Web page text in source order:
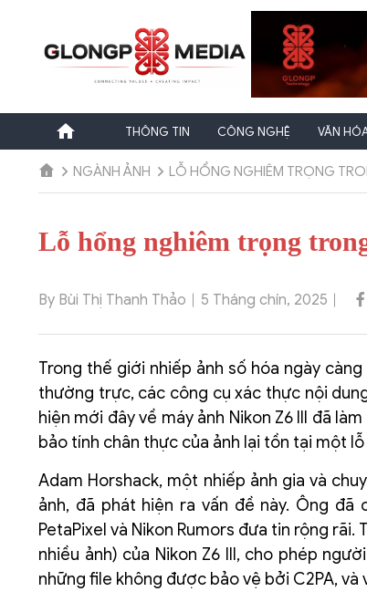
THÔNG TIN CÔNG NGHỆ VĂN
NGÀNH ẢNH LỖ HỔNG NGHIÊM TRỌNG
Lỗ hổng nghiêm trọng
By Bùi Thị Thanh Thảo 5 Tháng chín, 2025
Trong thế giới nhiếp ảnh số hóa ngày
thường trực, các công cụ xác thực nội
hiện mới đây về máy ảnh Nikon Z6 III đã
bảo tính chân thực của ảnh lại tồn tại một
Adam Horshack, một nhiếp ảnh gia và
ảnh, đã phát hiện ra vấn đề này. Ông
PetaPixel và Nikon Rumors đưa tin rộng
nhiều ảnh) của Nikon Z6 III, cho phép
những file không được bảo vệ bởi C2PA, và